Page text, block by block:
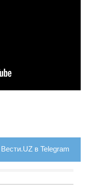
в Telegram